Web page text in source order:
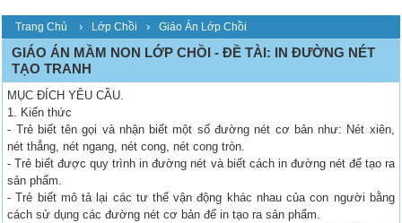
Trang Chủ › Lớp Chồi › Giáo Án Lớp Chồi
GIÁO ÁN MẦM NON LỚP CHỒI - ĐỀ TÀI: IN ĐƯỜNG NÉT
TẠO TRANH
MỤC ĐÍCH YÊU CẦU.
1. Kiến thức
- Trẻ biết tên gọi và nhận biết một số đường nét cơ bản như: Nét xiên,
nét thẳng, nét ngang, nét cong, nét cong tròn.
- Trẻ biết được quy trình in đường nét và biết cách in đường nét để tạo ra
sản phẩm.
- Trẻ biết mô tả lại các tư thế vận động khác nhau của con người bằng
cách sử dụng các đường nét cơ bản để in tạo ra sản phẩm.